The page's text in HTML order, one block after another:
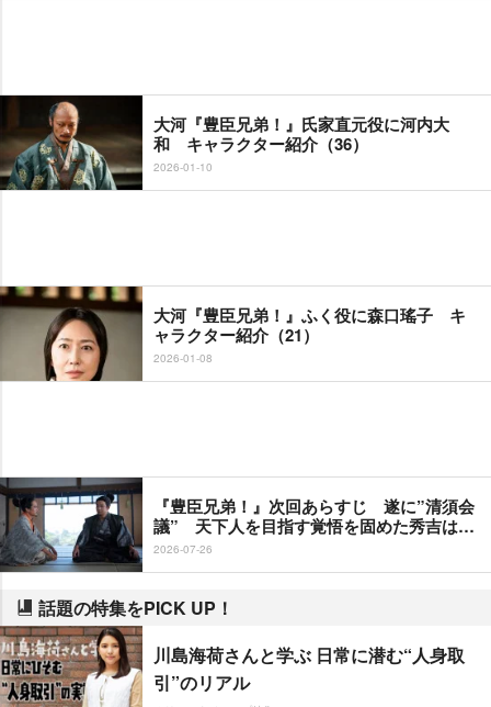
大河『豊臣兄弟！』氏家直元役に河内大
和 キャラクター紹介（36）
2026-01-10
大河『豊臣兄弟！』ふく役に森口瑤子 キ
ャラクター紹介（21）
2026-01-08
『豊臣兄弟！』次回あらすじ 遂に”清須会
議” 天下人を目指す覚悟を固めた秀吉は…
2026-07-26
話題の特集をPICK UP！
川島海荷さんと学ぶ 日常に潜む“人身取
引”のリアル